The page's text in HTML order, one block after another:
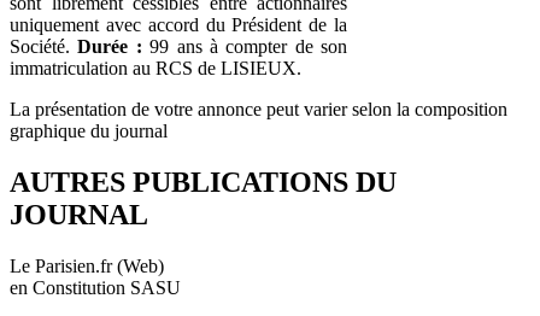
uniquement avec accord du Président de la
Société.Durée : 99 ans à compter de son
immatriculation au RCS de LISIEUX.
La présentation de votre annonce peut varier selon la composition
graphique du journal
AUTRES PUBLICATIONS DU
JOURNAL
Le Parisien.fr (Web)
en Constitution SASU